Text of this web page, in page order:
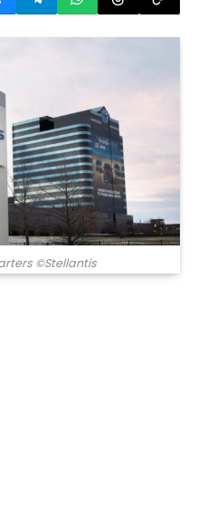
©Stellantis